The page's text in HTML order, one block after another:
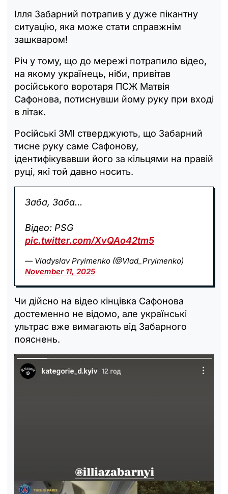
Ілля Забарний потрапив у дуже пікантну
ситуацію, яка може стати справжнім
зашкваром!
Річ у тому, що до мережі потрапило відео,
на якому українець, ніби, привітав
російського воротаря ПСЖ Матвія
Сафонова, потиснувши йому руку при вході
в літак.
Російські ЗМІ стверджують, що Забарний
тисне руку саме Сафонову,
ідентифікувавши його за кільцями на правій
руці, які той давно носить.
Заба, Заба...
Відео: PSG
pic.twitter.com/XvQAo42tm5
— Vladyslav Pryimenko (@Vlad_Pryimenko)
November 11, 2025
Чи дійсно на відео кінцівка Сафонова
достеменно не відомо, але українські
ультрас вже вимагають від Забарного
пояснень.